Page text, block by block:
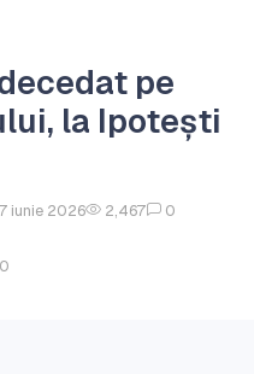
pe
la Ipotești
7 iunie 2026 2,467 0
0